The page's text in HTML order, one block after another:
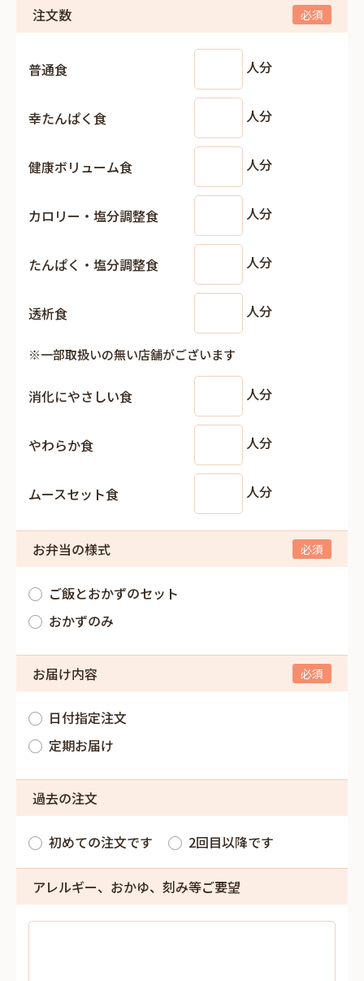
注文数
普通食 人分
幸たんぱく食 人分
健康ボリューム食 人分
カロリー・塩分調整食 人分
たんぱく・塩分調整食 人分
透析食 人分
※一部取扱いの無い店舗がございます
消化にやさしい食 人分
やわらか食 人分
ムースセット食 人分
お弁当の様式
ご飯とおかずのセット
おかずのみ
お届け内容
日付指定注文
定期お届け
過去の注文
初めての注文です 2回目以降です
アレルギー、おかゆ、刻み等ご要望